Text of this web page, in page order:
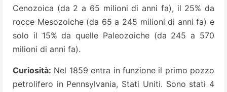
Cenozoica (da 2 a 65 milioni di anni fa), il 25% da
rocce Mesozoiche (da 65 a 245 milioni di anni fa) e
solo il 15% da quelle Paleozoiche (da 245 a 570
milioni di anni fa).
Curiosità: Nel 1859 entra in funzione il primo pozzo
petrolifero in Pennsylvania, Stati Uniti. Sono stati 4